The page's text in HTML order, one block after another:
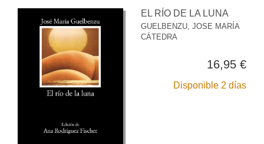
EL RÍO DE LA LUNA
GUELBENZU, JOSE MARÍA
CÁTEDRA
16,95 €
Disponible 2 días